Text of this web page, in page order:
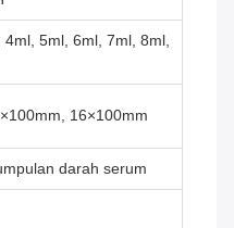
4ml, 5ml, 6ml, 7ml, 8ml,
16×100mm
darah serum